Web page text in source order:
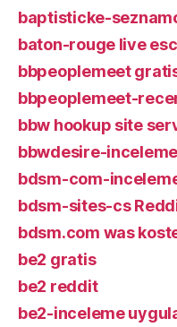
baptisticke-
baton-rouge live
bbpeoplemeet
bbpeoplemeet-
bbw hookup site
bbwdesire-
bdsm-com-
bdsm-sites-cs
bdsm.com was
be2 gratis
be2 reddit
be2-inceleme